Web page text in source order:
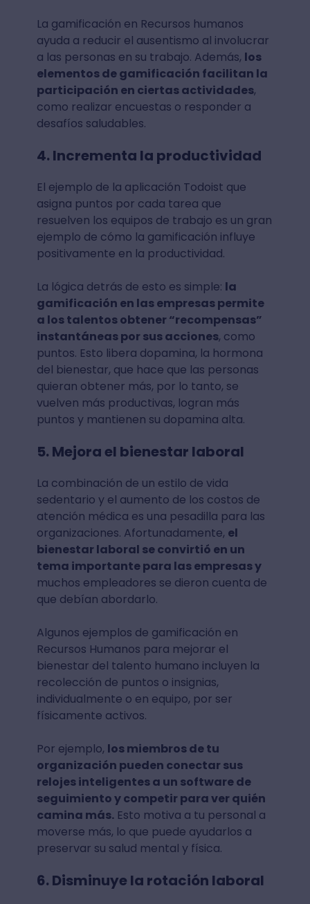
La gamificación en Recursos humanos
ayuda a reducir el ausentismo al involucrar
a las personas en su trabajo. Además, los
elementos de gamificación facilitan la
participación en ciertas actividades,
como realizar encuestas o responder a
desafíos saludables.
4. Incrementa la productividad
El ejemplo de la aplicación Todoist que
asigna puntos por cada tarea que
resuelven los equipos de trabajo es un gran
ejemplo de cómo la gamificación influye
positivamente en la productividad.
La lógica detrás de esto es simple: la
gamificación en las empresas permite
a los talentos obtener “recompensas”
instantáneas por sus acciones, como
puntos. Esto libera dopamina, la hormona
del bienestar, que hace que las personas
quieran obtener más, por lo tanto, se
vuelven más productivas, logran más
puntos y mantienen su dopamina alta.
5. Mejora el bienestar laboral
La combinación de un estilo de vida
sedentario y el aumento de los costos de
atención médica es una pesadilla para las
organizaciones. Afortunadamente, el
bienestar laboral se convirtió en un
tema importante para las empresas y
muchos empleadores se dieron cuenta de
que debían abordarlo.
Algunos ejemplos de gamificación en
Recursos Humanos para mejorar el
bienestar del talento humano incluyen la
recolección de puntos o insignias,
individualmente o en equipo, por ser
físicamente activos.
Por ejemplo, los miembros de tu
organización pueden conectar sus
relojes inteligentes a un software de
seguimiento y competir para ver quién
camina más.Esto motiva a tu personal a
moverse más, lo que puede ayudarlos a
preservar su salud mental y física.
6. Disminuye la rotación laboral